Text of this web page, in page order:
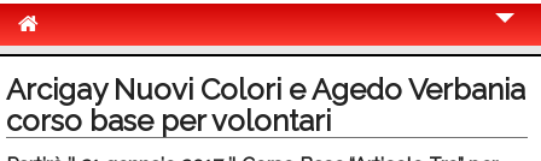
Politica
Arcigay Nuovi Colori e Agedo Verbania
corso base per volontari